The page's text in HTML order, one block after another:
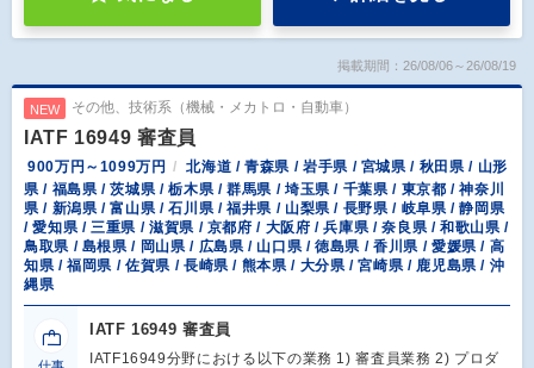
掲載期間：26/08/06～26/08/19
NEW その他、技術系（機械・メカトロ・自動車）
IATF 16949 審査員
900万円～1099万円
北海道 / 青森県 / 岩手県 / 宮城県 / 秋田県 / 山形
県 / 福島県 / 茨城県 / 栃木県 / 群馬県 / 埼玉県 / 千葉県 / 東京都 / 神奈川
県 / 新潟県 / 富山県 / 石川県 / 福井県 / 山梨県 / 長野県 / 岐阜県 / 静岡県
/ 愛知県 / 三重県 / 滋賀県 / 京都府 / 大阪府 / 兵庫県 / 奈良県 / 和歌山県 /
鳥取県 / 島根県 / 岡山県 / 広島県 / 山口県 / 徳島県 / 香川県 / 愛媛県 / 高
知県 / 福岡県 / 佐賀県 / 長崎県 / 熊本県 / 大分県 / 宮崎県 / 鹿児島県 / 沖
縄県
IATF 16949 審査員
IATF16949分野における以下の業務 1) 審査員業務 2) プロダ